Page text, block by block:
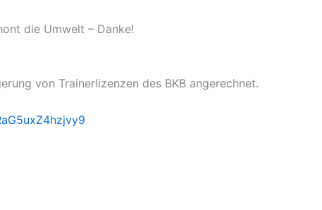
die Umwelt – Danke!
von Trainerlizenzen des BKB angerechnet.